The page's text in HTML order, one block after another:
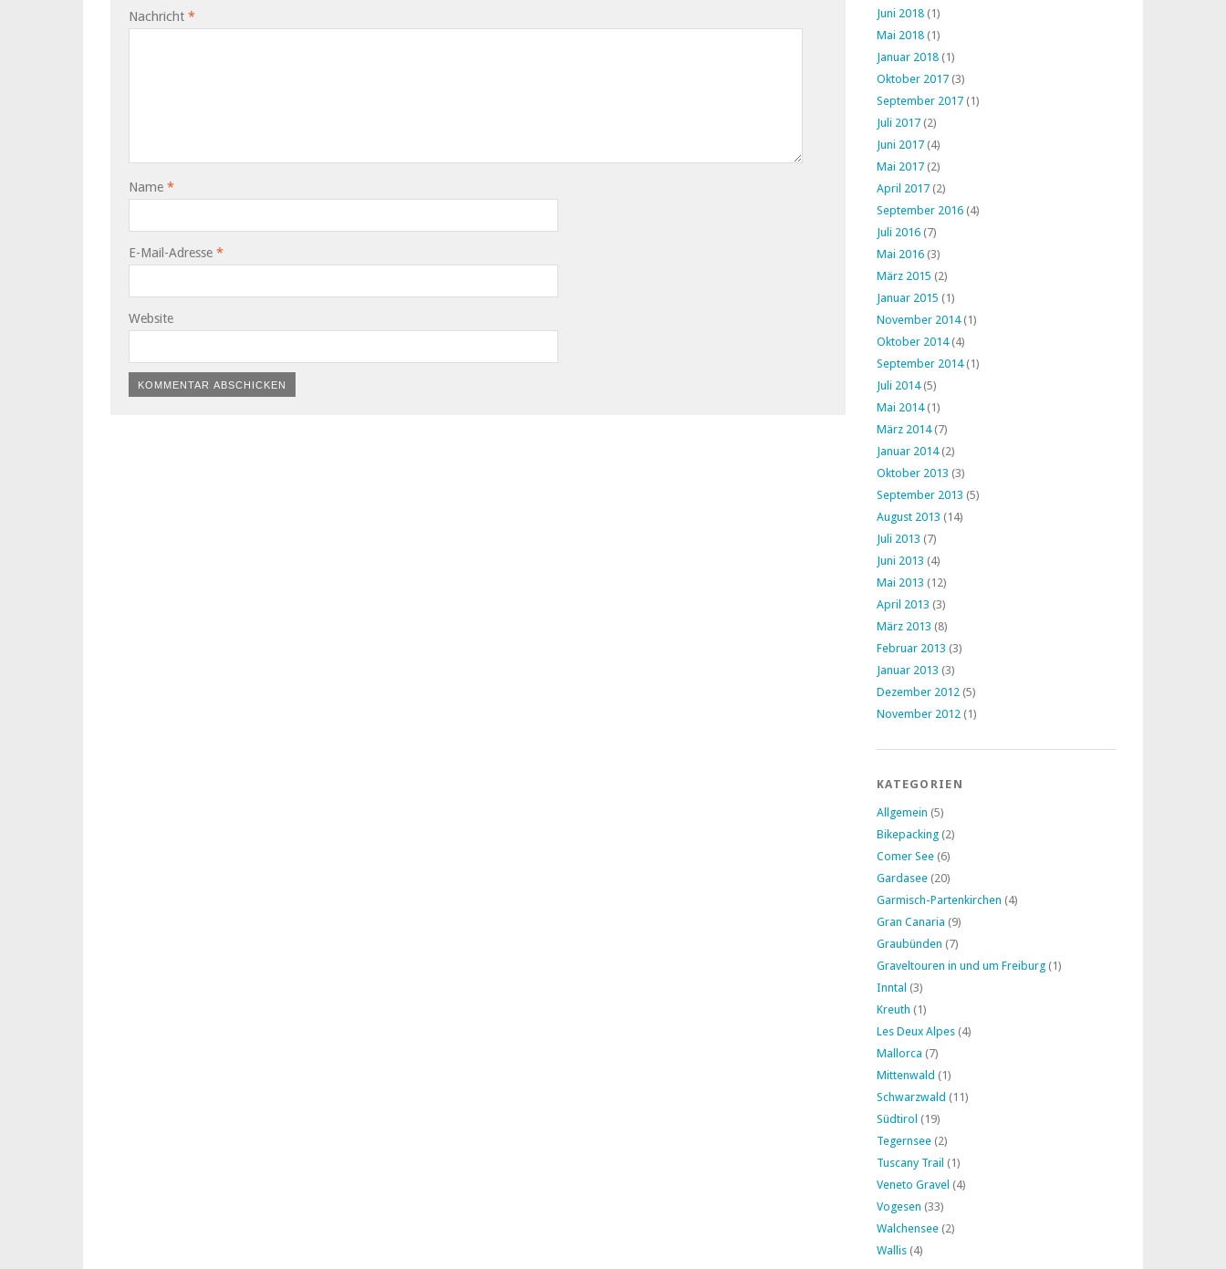
Nachricht *
Name *
E-Mail-Adresse *
Website
Juni 2018 (1)
Mai 2018 (1)
Januar 2018 (1)
Oktober 2017 (3)
September 2017 (1)
Juli 2017 (2)
Juni 2017 (4)
Mai 2017 (2)
April 2017 (2)
September 2016 (4)
Juli 2016 (7)
Mai 2016 (3)
März 2015 (2)
Januar 2015 (1)
November 2014(1)
Oktober 2014(4)
September 2014(1)
Juli 2014(5)
Mai 2014(1)
März 2014(7)
Januar 2014(2)
Oktober 2013 (3)
September 2013 (5)
August 2013 (14)
Juli 2013 (7)
Juni 2013 (4)
Mai 2013 (12)
April 2013 (3)
März 2013 (8)
Februar 2013 (3)
Januar 2013 (3)
Dezember 2012 (5)
November 2012 (1)
KATEGORIEN
Allgemein (5)
Bikepacking (2)
Comer See (6)
Gardasee (20)
Garmisch-Partenkirchen (4)
Gran Canaria (9)
Graubünden (7)
Graveltouren in und um Freiburg (1)
Inntal (3)
Kreuth (1)
Les Deux Alpes (4)
Mallorca (7)
Mittenwald (1)
Schwarzwald (11)
Südtirol (19)
Tegernsee (2)
Tuscany Trail (1)
Veneto Gravel (4)
Vogesen (33)
Walchensee (2)
Wallis (4)